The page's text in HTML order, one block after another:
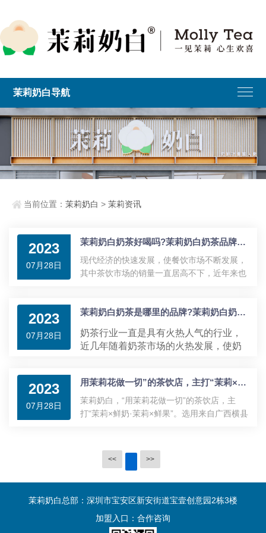
茉莉奶白导航
当前位置：茉莉奶白 >茉莉资讯
2023
07月28日
茉莉奶白奶茶好喝吗?茉莉奶白奶茶品牌加盟怎么样?
现代经济的快速发展，使餐饮市场不断发展，
其中茶饮市场的销量一直居高不下，近年来也
断发展，已经占据了一定的市场销量。那么，
怎么样?茉莉奶白2021年在深圳开出首店，定
位于“东方茉莉香茶饮”，专注茉莉香、中国
东方白花，以非遗花窨之法制茶，打造自然花
果茶、纯茶、零售茶等。同时，为消费者提供
具有东方美学文化
2023
07月28日
茉莉奶白奶茶是哪里的品牌?茉莉奶白奶茶品牌加盟靠谱吗?
奶茶行业一直是具有火热人气的行业，
近几年随着奶茶市场的火热发展，使奶
个。茉莉奶白奶茶以东方茉莉香为主，
为大家代带来了特色茶饮，得到了大众
喜爱。那么，茉莉奶白奶茶是哪里的品
2023
07月28日
用茉莉花做一切”的茶饮店，主打“茉莉×鲜奶·茉莉×鲜果
茉莉奶白，“用茉莉花做一切”的茶饮店，主
打“茉莉×鲜奶·茉莉×鲜果”。选用来自广西横县
内提取了东方屏风造型与中式亭子结合，打造
感，顶加入了帷幔元素，让空间有着浓烈的东
方语境，呈现出灵秀婉约的品牌形象。茉莉奶
茶，创立于2021年，以“因都市里的那一朵
<< >>
茉莉奶白总部：深圳市宝安区新安街道宝壹创意园2栋3楼
加盟入口： 合作咨询